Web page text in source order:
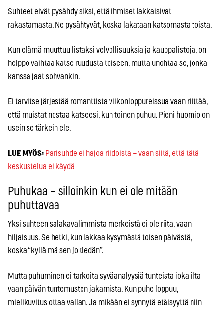
Suhteet eivät pysähdy siksi, että ihmiset lakkaisivat
rakastamasta. Ne pysähtyvät, koska lakataan katsomasta toista.
Kun elämä muuttuu listaksi velvollisuuksia ja kauppalistoja, on
helppo vaihtaa katse ruudusta toiseen, mutta unohtaa se, jonka
kanssa jaat sohvankin.
Ei tarvitse järjestää romanttista viikonloppureissua vaan riittää,
että muistat nostaa katseesi, kun toinen puhuu. Pieni huomio on
usein se tärkein ele.
LUE MYÖS: Parisuhde ei hajoa riidoista – vaan siitä, että tätä
keskustelua ei käydä
Puhukaa – silloinkin kun ei ole mitään
puhuttavaa
Yksi suhteen salakavalimmista merkeistä ei ole riita, vaan
hiljaisuus. Se hetki, kun lakkaa kysymästä toisen päivästä,
koska “kyllä mä sen jo tiedän”.
Mutta puhuminen ei tarkoita syväanalyysiä tunteista joka ilta
vaan päivän tuntemusten jakamista. Kun puhe loppuu,
mielikuvitus ottaa vallan. Ja mikään ei synnytä etäisyyttä niin